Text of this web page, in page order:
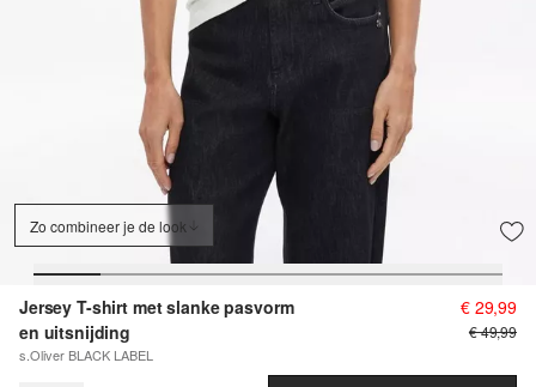
Zo combineer je de look
Jersey T-shirt met slanke pasvorm
en uitsnijding
s.Oliver BLACK LABEL
€ 29,99
€ 49,99